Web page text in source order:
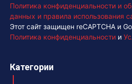
Политика конфиденциальности и
данных и правила использования
Этот сайт защищен reCAPTCHA и
Политика конфиденциальности и
Категории